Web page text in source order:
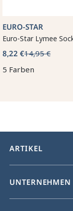
EURO-STAR
Euro-Star Lymee
8,22 €14,95 €
5 Farben
ARTIKEL
UNTERNEHMEN